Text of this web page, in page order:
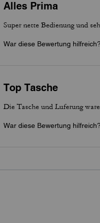
Alles Prima
Super nette Bedienung und
War diese Bewertung
Top Tasche
Die Tasche und Luferung
War diese Bewertung